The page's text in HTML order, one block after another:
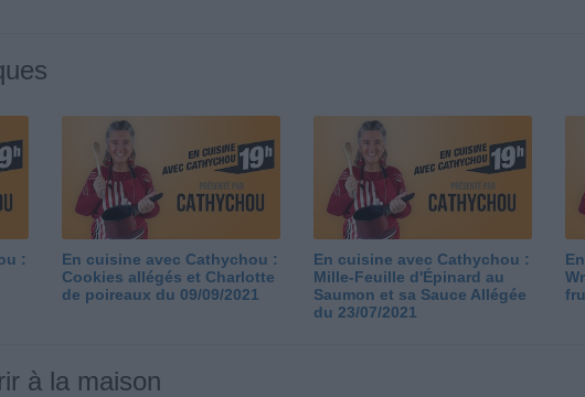
:
En cuisine avec Cathychou :
Cookies allégés et Charlotte
de poireaux du 09/09/2021
En cuisine avec Cathychou :
Mille-Feuille d'Épinard au
Saumon et sa Sauce Allégée
du 23/07/2021
à la maison